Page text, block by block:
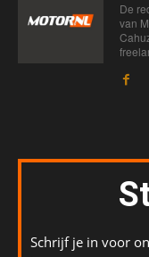
De
van
Schrijf je in voor